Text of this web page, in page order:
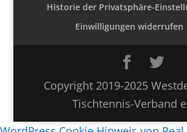
Historie der Privatsphäre-
Einwilligungen widerrufen
Copyright 2019-2025
Tischtennis-Verband